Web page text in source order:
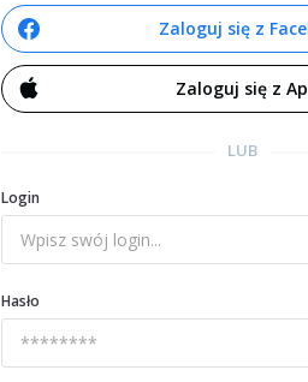
Zaloguj się z
Zaloguj się z
LUB
Login
Hasło